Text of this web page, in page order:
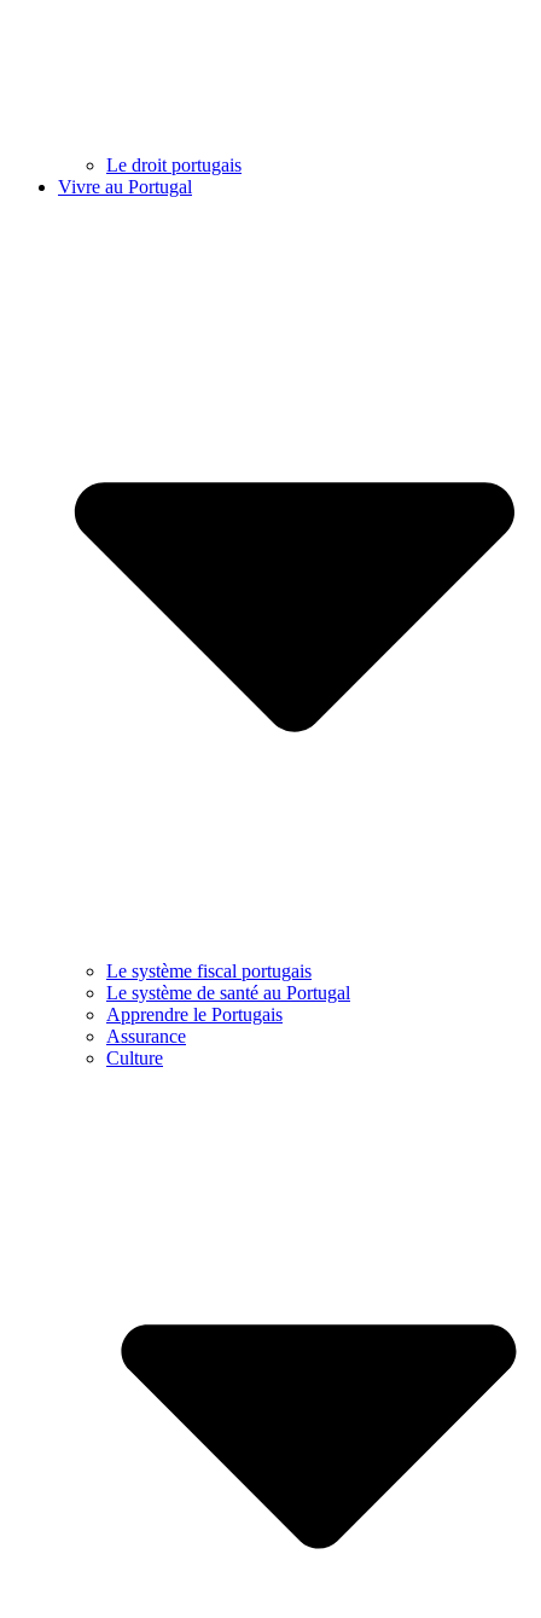
Le droit portugais
Vivre au Portugal
Le système fiscal portugais
Le système de santé au Portugal
Apprendre le Portugais
Assurance
Culture